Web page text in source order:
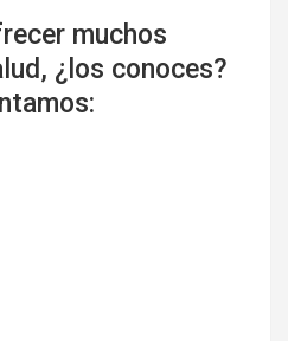
muchos
¿los conoces?